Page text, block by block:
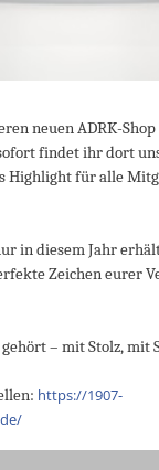
neuen ADRK-
findet ihr dort
Highlight für alle
in diesem Jahr
Zeichen eurer
gehört – mit Stolz, mit
https://1907-